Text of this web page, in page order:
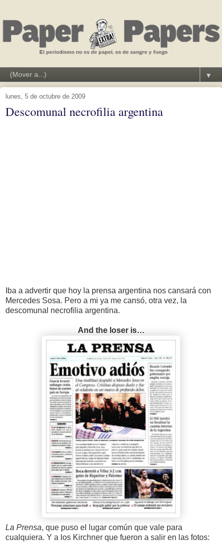
▼
lunes, 5 de octubre de 2009
Descomunal necrofilia argentina
Iba a advertir que hoy la prensa argentina nos cansará con
Mercedes Sosa. Pero a mi ya me cansó, otra vez, la
descomunal necrofilia argentina.
And the loser is…
La Prensa, que puso el lugar común que vale para
cualquiera. Y a los Kirchner que fueron a salir en las fotos: